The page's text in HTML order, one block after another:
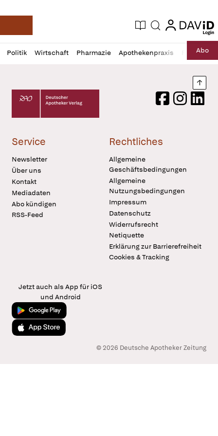
Deutsche Apotheker Zeitung
Aktuelle Ausgabe
Suche login
login
Politik Wirtschaft Pharmazie Apothekenpraxis RechtAbo
Profil
öffnen
Daz
Pur
Deutscher Apotheker Verlag Logo
FacebookInstagram
Service
Newsletter
Über uns
Kontakt
Mediadaten
Abo kündigen
RSS-Feed
Rechtliches
Allgemeine
Geschäftsbedingungen
Allgemeine
Nutzungsbedingungen
Impressum
Datenschutz
Widerrufsrecht
Netiquette
Erklärung zur Barrierefreiheit
Cookies & Tracking
Jetzt auch als App für iOS
und Android
Jetzt bei Google Play
Laden im App Store
© 2026 Deutsche Apotheker Zeitung